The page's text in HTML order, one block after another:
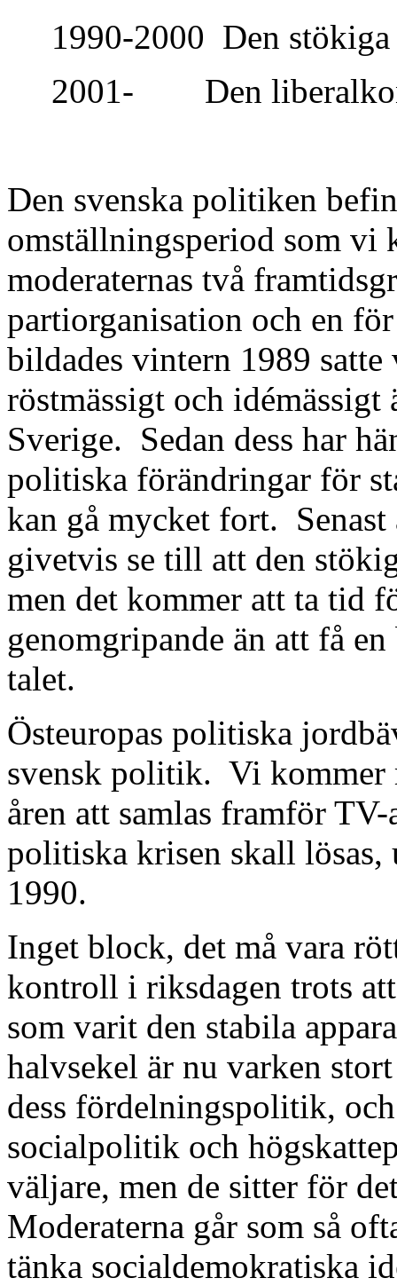
1990-2000 Den
2001-
Den
Den svenska politiken
omställningsperiod som vi
moderaternas två
partiorganisation och en
bildades vintern 1989
röstmässigt och
Sverige. Sedan dess har
politiska förändringar för
kan gå mycket fort.
givetvis se till att den
men det kommer att ta tid
genomgripande än att få
talet.
Östeuropas politiska
svensk politik. Vi kommer
åren att samlas framför
politiska krisen skall
1990.
Inget block, det må vara
kontroll i riksdagen trots
som varit den stabila
halvsekel är nu varken
dess fördelningspolitik,
socialpolitik och
väljare, men de sitter för
Moderaterna går som så
tänka socialdemokratiska